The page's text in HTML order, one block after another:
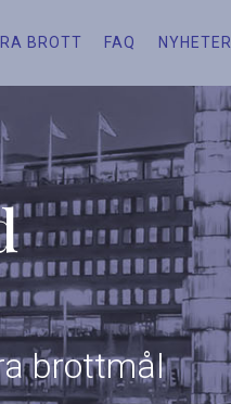
BROTT FAQ NYHETER
brottmål